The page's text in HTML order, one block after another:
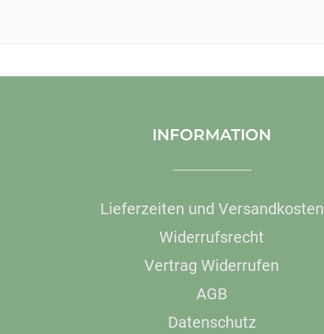
INFORMATION
Lieferzeiten und Versandkosten
Widerrufsrecht
Vertrag Widerrufen
AGB
Datenschutz